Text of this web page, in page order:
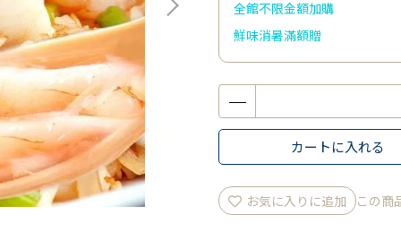
全館不限金額加購
鮮味消暑滿額贈
カートに入れる
お気に入りに追加 この商